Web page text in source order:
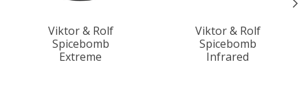
Viktor & Rolf
Spicebomb
Extreme
Viktor & Rolf
Spicebomb
Infrared